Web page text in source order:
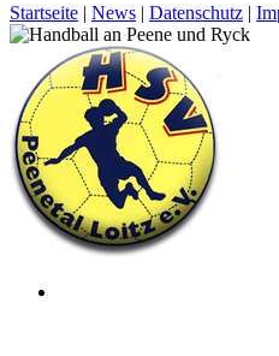
Startseite | News | Datenschutz |